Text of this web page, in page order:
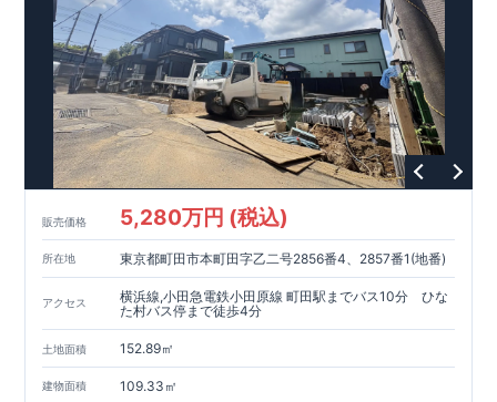
販売価格 5,280万円 (税込)
所在地 東京都町田市本町田字乙二号2856番4、2857番1(地番)
アクセス
横浜線,小田急電鉄小田原線 町田駅までバス10分 ひな
た村バス停まで徒歩4分
土地面積 152.89㎡
建物面積 109.33㎡